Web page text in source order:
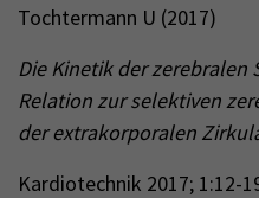
Tochtermann U (2017)
Die Kinetik der
Relation zur selektiven
der extrakorporalen
Kardiotechnik 2017; 1:12-